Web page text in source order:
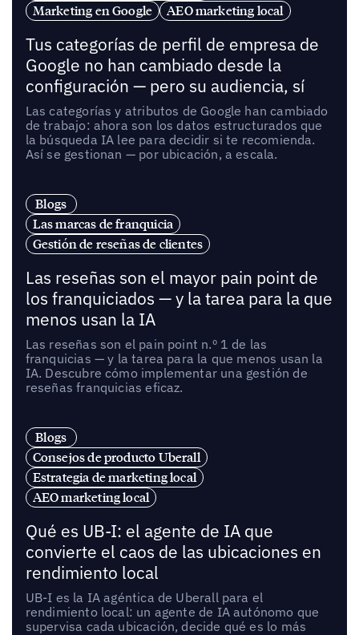
Marketing en Google
AEO marketing local
Tus categorías de perfil de empresa de
Google no han cambiado desde la
configuración — pero su audiencia, sí
Las categorías y atributos de Google han cambiado
de trabajo: ahora son los datos estructurados que
la búsqueda IA lee para decidir si te recomienda.
Así se gestionan — por ubicación, a escala.
Blogs
Las marcas de franquicia
Gestión de reseñas de clientes
Las reseñas son el mayor pain point de
los franquiciados — y la tarea para la que
menos usan la IA
Las reseñas son el pain point n.º 1 de las
franquicias — y la tarea para la que menos usan la
IA. Descubre cómo implementar una gestión de
reseñas franquicias eficaz.
Blogs
Consejos de producto Uberall
Estrategia de marketing local
AEO marketing local
Qué es UB-I: el agente de IA que
convierte el caos de las ubicaciones en
rendimiento local
UB-I es la IA agéntica de Uberall para el
rendimiento local: un agente de IA autónomo que
supervisa cada ubicación, decide qué es lo más